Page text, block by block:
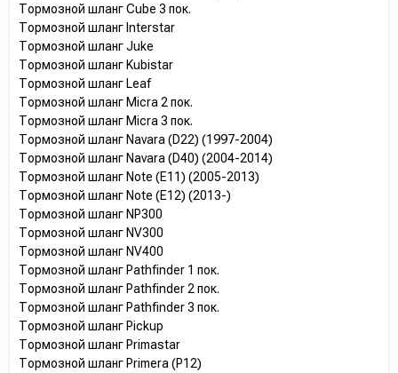
Тормозной шланг Cube 3 пок.
Тормозной шланг Interstar
Тормозной шланг Juke
Тормозной шланг Kubistar
Тормозной шланг Leaf
Тормозной шланг Micra 2 пок.
Тормозной шланг Micra 3 пок.
Тормозной шланг Navara (D22) (1997-2004)
Тормозной шланг Navara (D40) (2004-2014)
Тормозной шланг Note (E11) (2005-2013)
Тормозной шланг Note (E12) (2013-)
Тормозной шланг NP300
Тормозной шланг NV300
Тормозной шланг NV400
Тормозной шланг Pathfinder 1 пок.
Тормозной шланг Pathfinder 2 пок.
Тормозной шланг Pathfinder 3 пок.
Тормозной шланг Pickup
Тормозной шланг Primastar
Тормозной шланг Primera (P12)